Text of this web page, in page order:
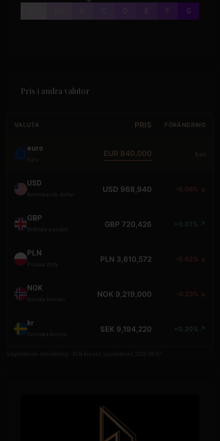
D E F G
Pris i andra valutor
VALUTA PRIS FÖRÄNDRING
euro
Euro
EUR 840,000 bas
USD
Amerikansk dollar
USD 968,940 -0.06% ↘
GBP
Brittiska pundet
GBP 720,426 +0.07% ↗
PLN
Polska zloty
PLN 3,610,572 -0.02% ↘
NOK
Norska kronan
NOK 9,219,000 -0.23% ↘
kr
Svenska kronor
SEK 9,194,220 +0.20% ↗